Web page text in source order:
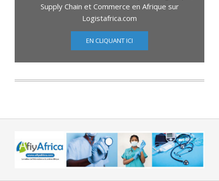
Supply Chain et Commerce en Afrique sur
Logistafrica.com
EN CLIQUANT ICI